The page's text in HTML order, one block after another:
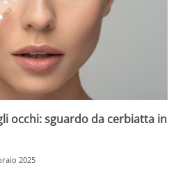
occhi: sguardo da cerbiatta in
2025